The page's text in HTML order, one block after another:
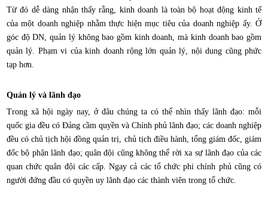
Từ đó dễ dàng nhận thấy rằng, kinh doanh là toàn bộ hoạt động kinh tế
của một doanh nghiệp nhằm thực hiện mục tiêu của doanh nghiệp ấy. Ở
góc độ DN, quản lý không bao gồm kinh doanh, mà kinh doanh bao gồm
quản lý. Phạm vi của kinh doanh rộng lớn quản lý, nội dung cũng phức
tạp hơn.
Quản lý và lãnh đạo
Trong xã hội ngày nay, ở đâu chúng ta có thể nhìn thấy lãnh đạo: mỗi
quốc gia đều có Đảng cầm quyền và Chính phủ lãnh đạo; các doanh nghiệp
đều có chủ tịch hội đồng quản trị, chủ tịch điều hành, tổng giám đốc, giám
đốc bộ phận lãnh đạo; quân đội cũng không thể rời xa sự lãnh đạo của các
quan chức quân đội các cấp. Ngay cả các tổ chức phi chính phủ cũng có
người đứng đầu có quyền uy lãnh đạo các thành viên trong tổ chức.